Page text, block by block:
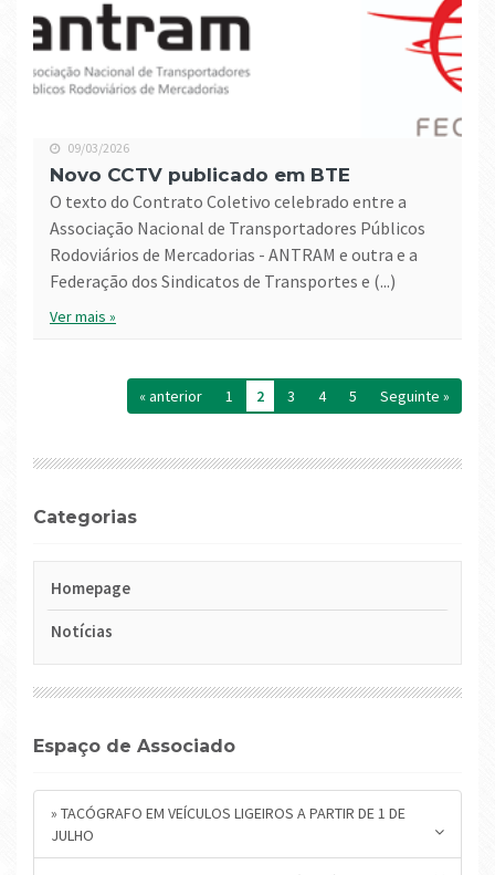
09/03/2026
Novo CCTV publicado em BTE
O texto do Contrato Coletivo celebrado entre a
Associação Nacional de Transportadores Públicos
Rodoviários de Mercadorias - ANTRAM e outra e a
Federação dos Sindicatos de Transportes e (...)
Ver mais »
« anterior 1 2 3 4 5 seguinte »
Categorias
Homepage
Notícias
Espaço de Associado
» TACÓGRAFO EM VEÍCULOS LIGEIROS A PARTIR DE 1 DE
JULHO